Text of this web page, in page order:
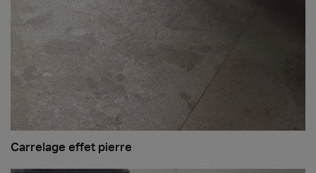
Carrelage effet pierre